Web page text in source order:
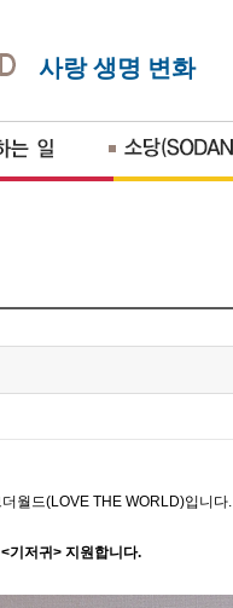
사랑 생명 변화
월드(LOVE THE WORLD)입니다.
<기저귀 > 지원합니다.